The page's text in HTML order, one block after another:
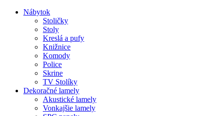
Nábytok
Stoličky
Stoly
Kreslá a pufy
Knižnice
Komody
Police
Skrine
TV Stolíky
Dekoračné lamely
Akustické lamely
Vonkajšie lamely